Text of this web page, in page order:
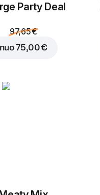
Party Deal
97,65 €
nuo75,00 €